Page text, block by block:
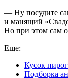
— Ну посудите
и манящий
Но при этом сам
Еще:
Кусок
Подборка